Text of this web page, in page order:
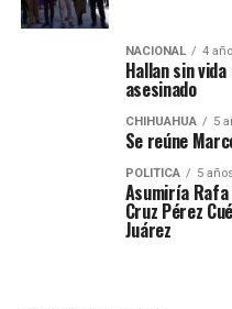
NACIONAL 4
Hallan sin
asesinado
CHIHUAHUA 5
Se reúne
POLITICA 5
Asumiría Rafa
Cruz Pérez
Juárez